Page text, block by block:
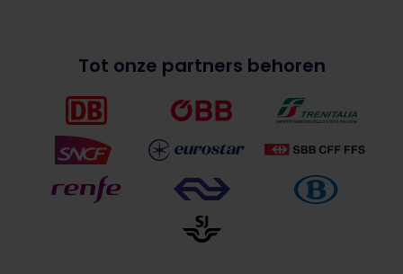
Tot onze partners behoren